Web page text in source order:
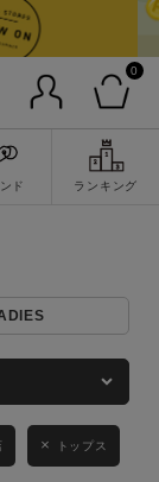
0
ド ランキング
KIDS
トップス